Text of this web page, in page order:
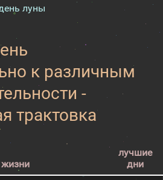
луны
к различным
-
трактовка
лучшие
дни